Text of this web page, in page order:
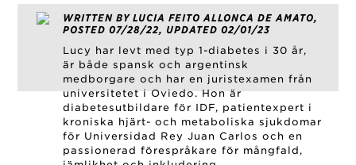
WRITTEN BY LUCIA FEITO ALLONCA DE AMATO,
POSTED 07/28/22, UPDATED 02/01/23
Lucy har levt med typ 1-diabetes i 30 år,
är både spansk och argentinsk
medborgare och har en juristexamen från
universitetet i Oviedo. Hon är
diabetesutbildare för IDF, patientexpert i
kroniska hjärt- och metaboliska sjukdomar
för Universidad Rey Juan Carlos och en
passionerad förespråkare för mångfald,